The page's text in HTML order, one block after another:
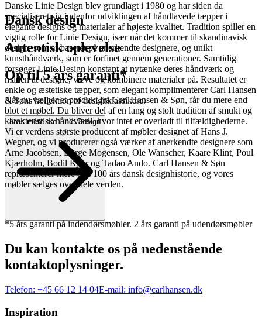
Danske Linie Design blev grundlagt i 1980 og har siden da
specialiseret sig indenfor udviklingen af håndlavede tæpper i
elegante designs og materialer af højeste kvalitet. Tradition spiller en
vigtig rolle for Linie Design, især når det kommer til skandinavisk
design, som er baseret på anerkendte designere, og unikt
kunsthåndværk, som er forfinet gennem generationer. Samtidig
forsøger Linie Design konstant at nytænke deres håndværk og
måden at designe, væve og kombinere materialer på. Resultatet er
enkle og æstetiske tæpper, som elegant komplimenterer Carl Hansen
& Søns kollektion af designklassikere.
Læs mere om Linie Design
Dansk design
Autentisk oplevelse
Op til 5 års garanti*
Når du vælger et produkt fra Carl Hansen & Søn, får du mere end
blot et møbel. Du bliver del af en lang og stolt tradition af smukt og
karakteristisk håndværk, hvor intet er overladt til tilfældighederne.
Vi er verdens største producent af møbler designet af Hans J.
Wegner, og vi producerer også værker af anerkendte designere som
Arne Jacobsen, Børge Mogensen, Ole Wanscher, Kaare Klint, Poul
Kjærholm, Bodil Kjær og Tadao Ando. Carl Hansen & Søn
repræsenterer mere end 100 års dansk designhistorie, og vores
møbler sælges over hele verden.
*5 års garanti på indendørsmøbler. 2 års garanti på udendørsmøbler
Du kan kontakte os på nedenstående
kontaktoplysninger.
Telefon: +45 66 12 14 04E-mail: info@carlhansen.dk
Inspiration